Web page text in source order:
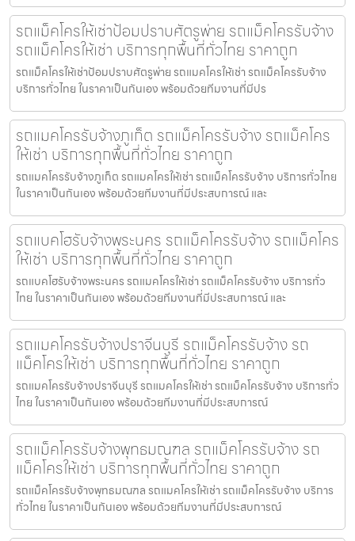
รถแม็คโครให้เช่าป้อมปราบศัตรูพ่าย รถแม็คโครรับจ้าง
รถแม็คโครให้เช่า บริการทุกพื้นที่ทั่วไทย ราคาถูก
รถแม็คโครให้เช่าป้อมปราบศัตรูพ่าย รถแมคโครให้เช่า รถแม็คโครรับจ้าง
บริการทั่วไทย ในราคาเป็นกันเอง พร้อมด้วยทีมงานที่มีปร
รถแมคโครรับจ้างภูเก็ต รถแม็คโครรับจ้าง รถแม็คโคร
ให้เช่า บริการทุกพื้นที่ทั่วไทย ราคาถูก
รถแมคโครรับจ้างภูเก็ต รถแมคโครให้เช่า รถแม็คโครรับจ้าง บริการทั่วไทย
ในราคาเป็นกันเอง พร้อมด้วยทีมงานที่มีประสบการณ์ และ
รถแบคโฮรับจ้างพระนคร รถแม็คโครรับจ้าง รถแม็คโคร
ให้เช่า บริการทุกพื้นที่ทั่วไทย ราคาถูก
รถแบคโฮรับจ้างพระนคร รถแมคโครให้เช่า รถแม็คโครรับจ้าง บริการทั่ว
ไทย ในราคาเป็นกันเอง พร้อมด้วยทีมงานที่มีประสบการณ์ และ
รถแมคโครรับจ้างปราจีนบุรี รถแม็คโครรับจ้าง รถ
แม็คโครให้เช่า บริการทุกพื้นที่ทั่วไทย ราคาถูก
รถแมคโครรับจ้างปราจีนบุรี รถแมคโครให้เช่า รถแม็คโครรับจ้าง บริการทั่ว
ไทย ในราคาเป็นกันเอง พร้อมด้วยทีมงานที่มีประสบการณ์
รถแม็คโครรับจ้างพุทธมณฑล รถแม็คโครรับจ้าง รถ
แม็คโครให้เช่า บริการทุกพื้นที่ทั่วไทย ราคาถูก
รถแม็คโครรับจ้างพุทธมณฑล รถแมคโครให้เช่า รถแม็คโครรับจ้าง บริการ
ทั่วไทย ในราคาเป็นกันเอง พร้อมด้วยทีมงานที่มีประสบการณ์